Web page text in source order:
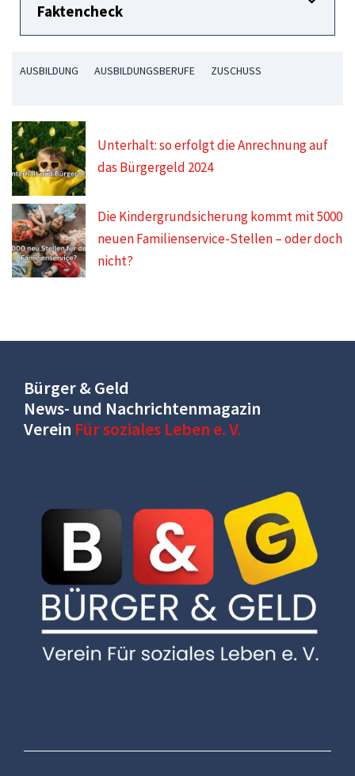
Faktencheck
AUSBILDUNG AUSBILDUNGSBERUFE ZUSCHUSS
Unterhalt: so erfolgt die Anrechnung auf
das Bürgergeld 2024
Die Kindergrundsicherung kommt mit 5000
neuen Familienservice-Stellen – oder doch
nicht?
Bürger & Geld
News- und Nachrichtenmagazin
Verein Für soziales Leben e. V.